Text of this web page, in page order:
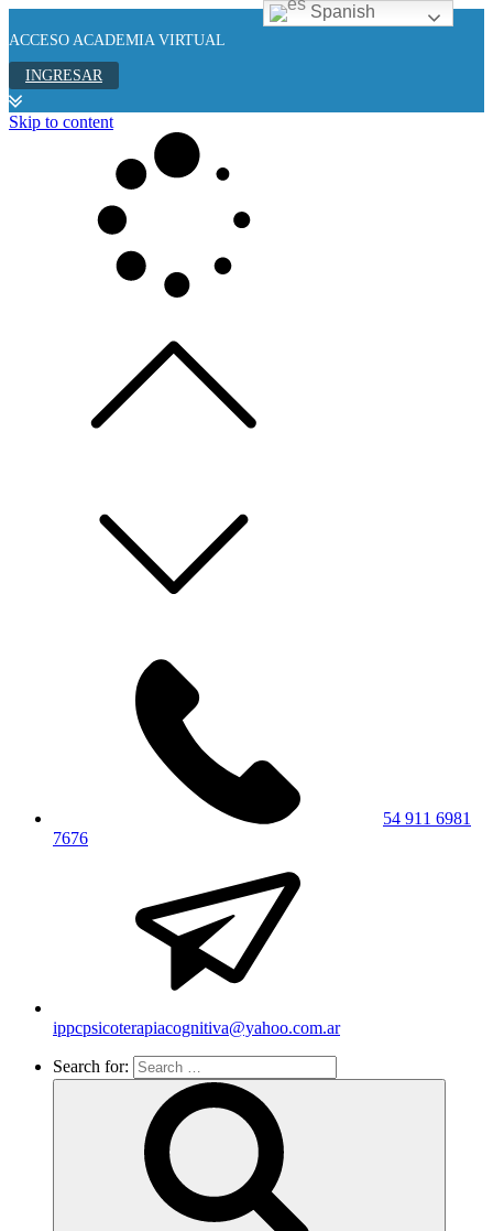
ACCESO ACADEMIA VIRTUAL
INGRESAR
Skip to content
54 911 6981
7676
ippcpsicoterapiacognitiva@yahoo.com.ar
Search for:
Spanish